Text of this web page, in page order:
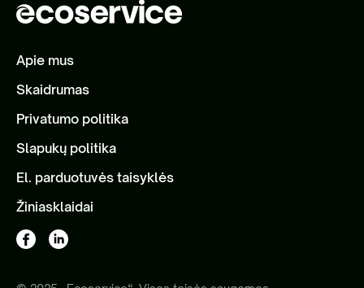
Apie mus
Skaidrumas
Privatumo politika
Slapukų politika
El. parduotuvės taisyklės
Žiniasklaidai